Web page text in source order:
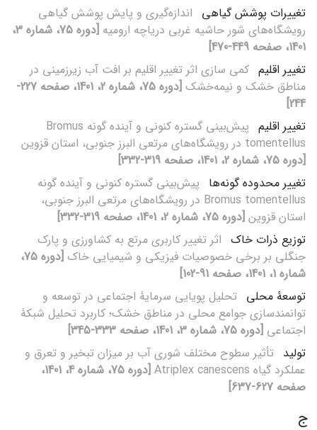
تغییرات پوشش گیاهی اندازه‌‌گیری و پایش پوشش گیاهی
رویشگاه‌‌های شور حاشیه غربی دریاچه ارومیه
[دوره 75، شماره 3،
1401، صفحه 449-470]
تغییر اقلیم کمی سازی اثر تغییر اقلیم بر افت آب زیر‌زمینی در
مناطق خشک و نیمه‌خشک
[دوره 75، شماره 2، 1401، صفحه 227-
244]
تغییر اقلیم
پیش‌‌بینی گستره کنونی و آینده گونه Bromus
tomentellus در رویشگاه‌‌های مرتعی البرز جنوبی، استان قزوین
[دوره 75، شماره 2، 1401، صفحه 319-332]
تغییر محدوده گونه‌‌ها پیش‌‌بینی گستره کنونی و آینده گونه
Bromus tomentellus در رویشگاه‌‌های مرتعی البرز جنوبی،
استان قزوین [دوره 75، شماره 2، 1401، صفحه 319-332]
توزیع ذرات خاک اثر تغییر کاربری مرتع به کشاورزی و پارک
جنگلی بر برخی خصوصیات فیزیکی و شیمیایی خاک
[دوره 75،
شماره 1، 1401، صفحه 91-102]
توسعۀ محلی تحلیل پویایی سرمایۀ اجتماعی در توسعه و
توانمندسازی جوامع محلی در مناطق خشک؛ کاربرد تحلیل شبکۀ
اجتماعی [دوره 75، شماره 3، 1401، صفحه 333-345]
تولید تأثیر سطوح مختلف شوری آب بر میزان تبخیر و تعرق و
عملکرد گیاه Atriplex canescens
[دوره 75، شماره 4، 1401،
صفحه 627-637]
ج